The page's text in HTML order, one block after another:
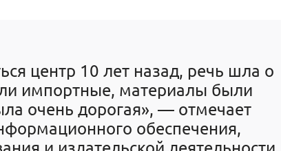
центр 10 лет назад, речь шла о
импортные, материалы были
очень дорогая», — отмечает
обеспечения,